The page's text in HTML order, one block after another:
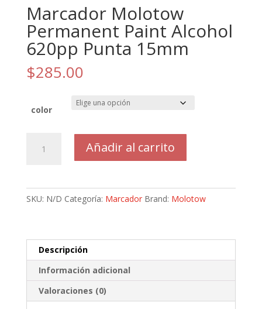
Marcador Molotow
Permanent Paint Alcohol
620pp Punta 15mm
$285.00
color
Molotow
cantidad
Añadir al carrito
SKU: N/D Categoría: Marcador Brand: Molotow
Descripción
Información adicional
Valoraciones (0)